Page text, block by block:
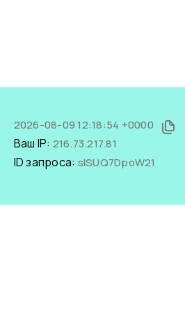
2026-08-09 12:18:54 +0000
Ваш IP: 216.73.217.81
ID запроса: sISUQ7DpoW21